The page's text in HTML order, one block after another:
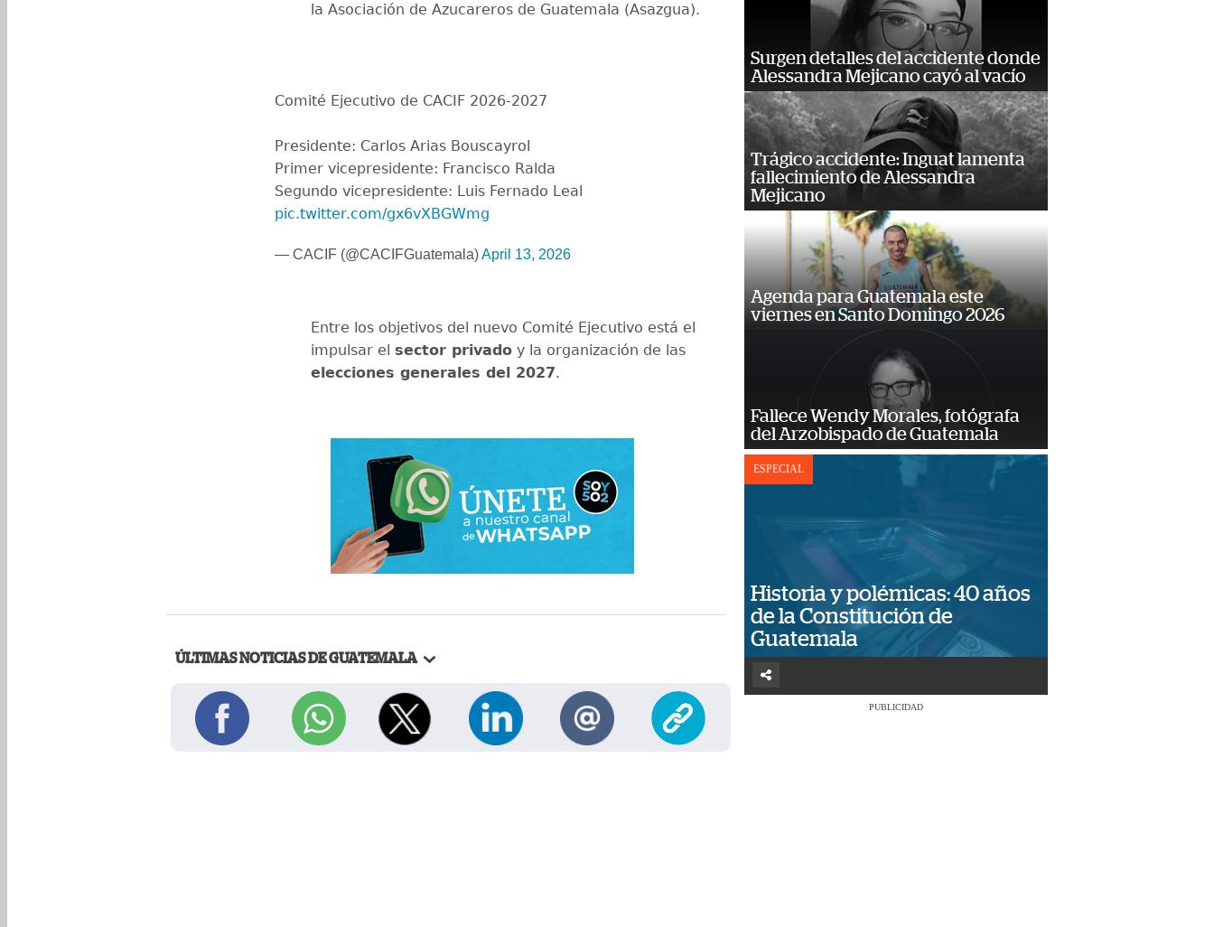
la Asociación de Azucareros de Guatemala (Asazgua).
Comité Ejecutivo de CACIF 2026-2027
Presidente: Carlos Arias Bouscayrol
Primer vicepresidente: Francisco Ralda
Segundo vicepresidente: Luis Fernado Leal
pic.twitter.com/gx6vXBGWmg
— CACIF (@CACIFGuatemala)April 13, 2026
Entre los objetivos del nuevo Comité Ejecutivo está el
impulsar el sector privado y la organización de las
elecciones generales del 2027.
ÚLTIMAS NOTICIAS DE GUATEMALA
Surgen detalles del accidente donde
Alessandra Mejicano cayó al vacío
Trágico accidente: Inguat lamenta
fallecimiento de Alessandra
Mejicano
Agenda para Guatemala este
viernes en Santo Domingo 2026
Fallece Wendy Morales, fotógrafa
del Arzobispado de Guatemala
ESPECIAL
Historia y polémicas: 40 años
de la Constitución de
Guatemala
PUBLICIDAD